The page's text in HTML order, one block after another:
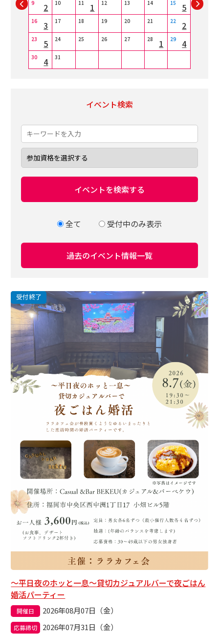
9 2 10 11 1 12 13 14 15 5
16 3 17 18 19 20 21 22 2
23 5 24 25 26 27 28 1 29 4
30 4 31
13
イベント検索
全て 受付中のみ表示
受付終了
〜平日夜のホッと一息〜貸切カジュアルバーで夜ごはん
婚活パーティー
開催日 2026年08月07日（金）
応募締切 2026年07月31日（金）